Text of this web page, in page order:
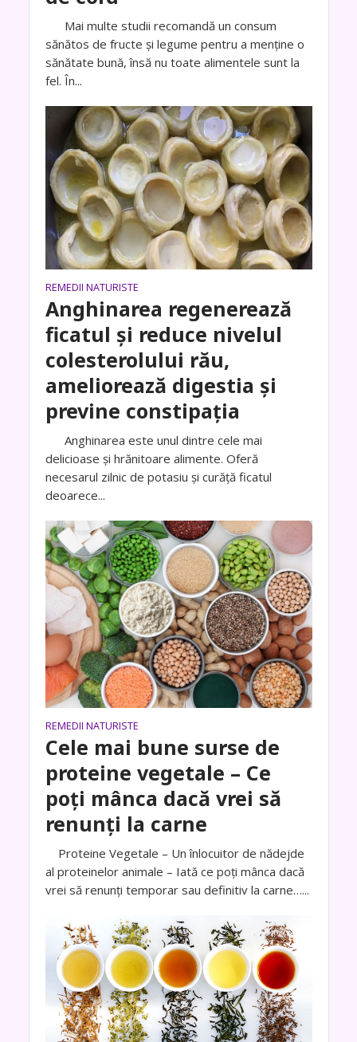
Mai multe studii recomandă un consum
sănătos de fructe și legume pentru a menține o
sănătate bună, însă nu toate alimentele sunt la
fel. În...
REMEDII NATURISTE
Anghinarea regenerează
ficatul și reduce nivelul
colesterolului rău,
ameliorează digestia și
previne constipația
Anghinarea este unul dintre cele mai
delicioase și hrănitoare alimente. Oferă
necesarul zilnic de potasiu și curăță ficatul
deoarece...
REMEDII NATURISTE
Cele mai bune surse de
proteine vegetale – Ce
poți mânca dacă vrei să
renunți la carne
Proteine Vegetale – Un înlocuitor de nădejde
al proteinelor animale – Iată ce poți mânca dacă
vrei să renunți temporar sau definitiv la carne…...